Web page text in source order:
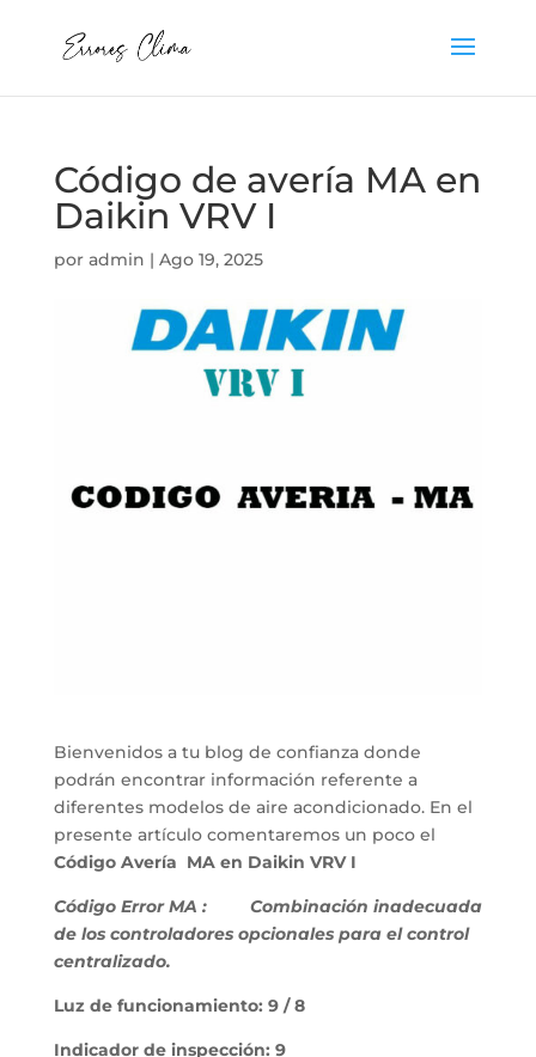
Código de avería MA en
Daikin VRV I
por admin | Ago 19, 2025
Bienvenidos a tu blog de confianza donde
podrán encontrar información referente a
diferentes modelos de aire acondicionado. En el
presente artículo comentaremos un poco el
Código Avería MA en Daikin VRV I
Código Error MA :
Combinación inadecuada
de los controladores opcionales para el control
centralizado.
Luz de funcionamiento: 9 / 8
Indicador de inspección: 9